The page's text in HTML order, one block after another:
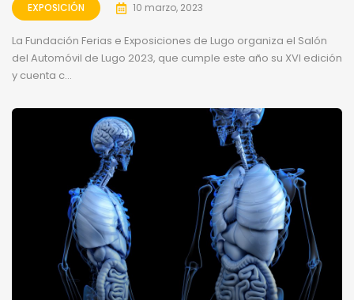
EXPOSICIÓN 10 marzo, 2023
La Fundación Ferias e Exposiciones de Lugo organiza el Salón
del Automóvil de Lugo 2023, que cumple este año su XVI edición
y cuenta c...